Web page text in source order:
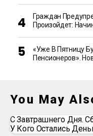
Граждан
Произойдет:
«Уже В Пятницу
Пенсионеров».
You May
С Завтрашнего Дня.
У Кого Остались